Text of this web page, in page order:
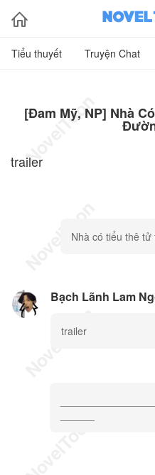

Tiểu thuyết Truyện Chat
[Đam Mỹ, NP] Nhà
trailer
Nhà có tiểu thê
Bạch Lãnh Lam
trailer